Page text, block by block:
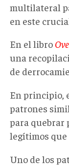
multilateral
en este
En el libro
una
de
En principio,
patrones
para quebrar
legítimos que
Uno de los